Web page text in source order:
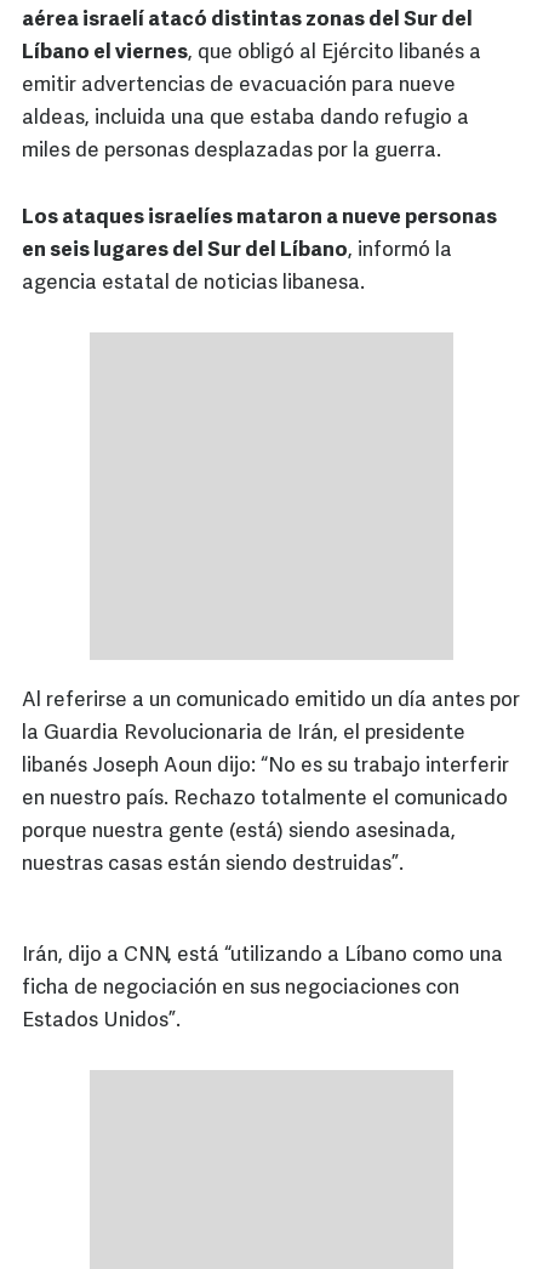
aérea israelí atacó distintas zonas del Sur del
Líbano el viernes, que obligó al Ejército libanés a
emitir advertencias de evacuación para nueve
aldeas, incluida una que estaba dando refugio a
miles de personas desplazadas por la guerra.
Los ataques israelíes mataron a nueve personas
en seis lugares del Sur del Líbano, informó la
agencia estatal de noticias libanesa.
Al referirse a un comunicado emitido un día antes por
la Guardia Revolucionaria de Irán, el presidente
libanés Joseph Aoun dijo: “No es su trabajo interferir
en nuestro país. Rechazo totalmente el comunicado
porque nuestra gente (está) siendo asesinada,
nuestras casas están siendo destruidas”.
Irán, dijo a CNN, está “utilizando a Líbano como una
ficha de negociación en sus negociaciones con
Estados Unidos”.